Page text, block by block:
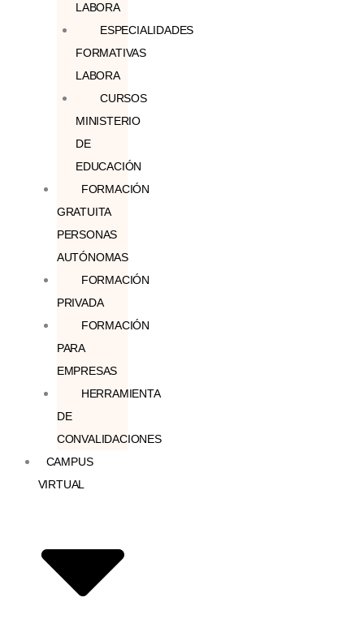
LABORA
ESPECIALIDADES
FORMATIVAS
LABORA
CURSOS
MINISTERIO
DE
EDUCACIÓN
FORMACIÓN
GRATUITA
PERSONAS
AUTÓNOMAS
FORMACIÓN
PRIVADA
FORMACIÓN
PARA
EMPRESAS
HERRAMIENTA
DE
CONVALIDACIONES
CAMPUS
VIRTUAL